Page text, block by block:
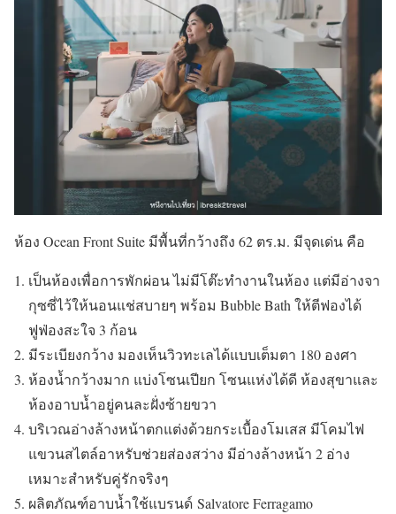
ห้อง Ocean Front Suite มีพื้นที่กว้างถึง 62 ตร.ม. มีจุดเด่น คือ
เป็นห้องเพื่อการพักผ่อน ไม่มีโต๊ะทำงานในห้อง แต่มีอ่างจา
กุซซี่ไว้ให้นอนแช่สบายๆ พร้อม Bubble Bath ให้ตีฟองได้
ฟูฟ่องสะใจ 3 ก้อน
มีระเบียงกว้าง มองเห็นวิวทะเลได้แบบเต็มตา 180 องศา
ห้องน้ำกว้างมาก แบ่งโซนเปียก โซนแห่งได้ดี ห้องสุขาและ
ห้องอาบน้ำอยู่คนละฝั่งซ้ายขวา
บริเวณอ่างล้างหน้าตกแต่งด้วยกระเบื้องโมเสส มีโคมไฟ
แขวนสไตล์อาหรับช่วยส่องสว่าง มีอ่างล้างหน้า 2 อ่าง
เหมาะสำหรับคู่รักจริงๆ
ผลิตภัณฑ์อาบน้ำใช้แบรนด์ Salvatore Ferragamo